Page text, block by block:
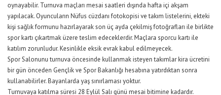
oynayabilir. Turnuva maçları mesai saatleri dışında hafta içi akşam
yapılacak. Oyuncuların Nüfus cüzdanı fotokopisi ve takım listelerini, ekteki
kişi sağlık formunu hazırlayarak son üç ayda çekilmiş fotoğrafları ile birlikte
spor kartı çıkartmak üzere teslim edeceklerdir. Maçlara sporcu kartı ile
katılım zorunludur. Kesinlikle eksik evrak kabul edilmeyecek.
Spor Salonunu turnuva öncesinde kullanmak isteyen takımlar kira ücretini
bir gün önceden Gençlik ve Spor Bakanlığı hesabına yatırdıktan sonra
kullanabilirler. Bayanlarda yaş sınırlaması yoktur.
Turnuvaya katılma süresi 28 Eylül Salı günü mesai bitimine kadardır.